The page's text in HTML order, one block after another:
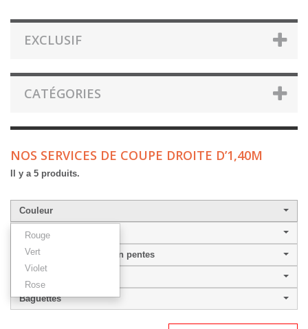
EXCLUSIF
CATÉGORIES
NOS SERVICES DE COUPE DROITE D’1,40M
Il y a 5 produits.
Couleur
Rouge
Vert
Violet
Rose
Largeur de baguette
Couleur profil plat ou en pentes
Baguettes